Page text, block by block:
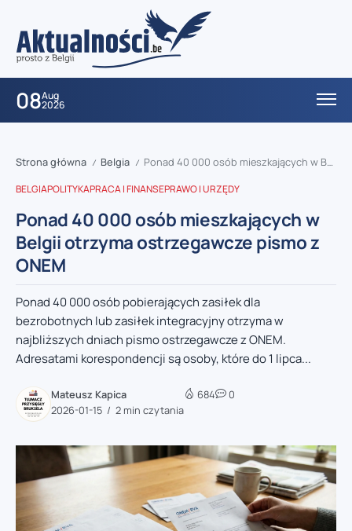
08Aug
2026
Strona główna / Belgia / Ponad 40 000 osób mieszkających w Belgii otrzyma ostrzegawcze pismo z ONEM
BELGIAPOLITYKAPRACA I FINANSEPRAWO I URZĘDY
Ponad 40 000 osób mieszkających w
Belgii otrzyma ostrzegawcze pismo z
ONEM
Ponad 40 000 osób pobierających zasiłek dla
bezrobotnych lub zasiłek integracyjny otrzyma w
najbliższych dniach pismo ostrzegawcze z ONEM.
Adresatami korespondencji są osoby, które do 1 lipca...
Mateusz Kapica
2026-01-15
2 min czytania
684 0